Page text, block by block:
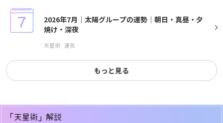
2026年7月｜太陽グループの運勢｜朝日・真昼・夕
焼け・深夜
天星術 運気
もっと見る
「天星術」解説